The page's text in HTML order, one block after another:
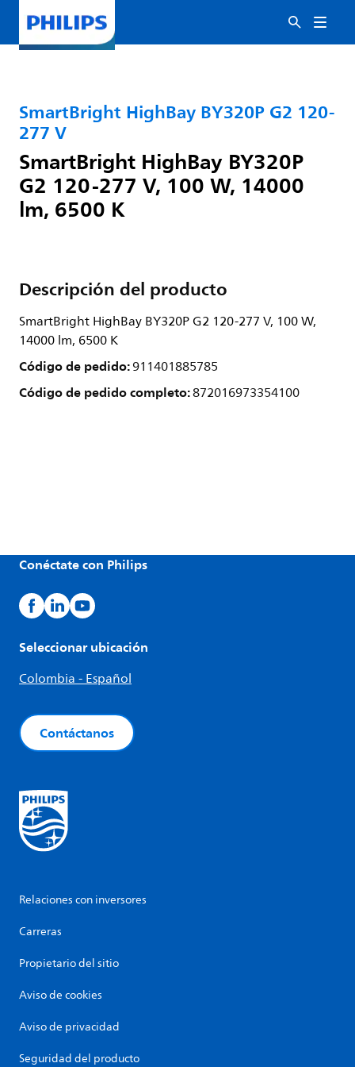
SmartBright HighBay BY320P G2 120-
277 V
SmartBright HighBay BY320P
G2 120-277 V, 100 W, 14000
lm, 6500 K
Descripción del producto
SmartBright HighBay BY320P G2 120-277 V, 100 W,
14000 lm, 6500 K
Código de pedido:911401885785
Código de pedido completo:872016973354100
Conéctate con Philips
Seleccionar ubicación
Colombia - Español
Contáctanos
Relaciones con inversores
Carreras
Propietario del sitio
Aviso de cookies
Aviso de privacidad
Seguridad del producto